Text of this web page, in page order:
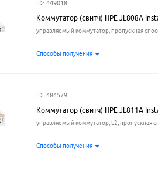
ID: 449018
Коммутатор (свитч) HPE JL808A
управляемый коммутатор, пропускная
Способы получения
ID: 484579
Коммутатор (свитч) HPE JL811A
управляемый коммутатор, L2, пропускная
Способы получения